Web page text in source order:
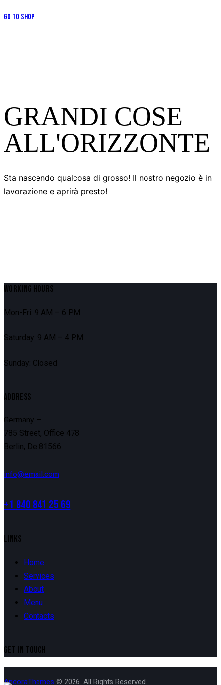
Go to Shop
GRANDI COSE
ALL'ORIZZONTE
Sta nascendo qualcosa di grosso! Il nostro negozio è in
lavorazione e aprirà presto!
WORKING HOURS
Mon-Fri: 9 AM – 6 PM
Saturday: 9 AM – 4 PM
Sunday: Closed
ADDRESS
Germany —
785 Street, Office 478
Berlin, De 81566
info@email.com
+1 840 841 25 69
LINKS
Home
Services
About
Menu
Contacts
GET IN TOUCH
AncoraThemes © 2026. All Rights Reserved.